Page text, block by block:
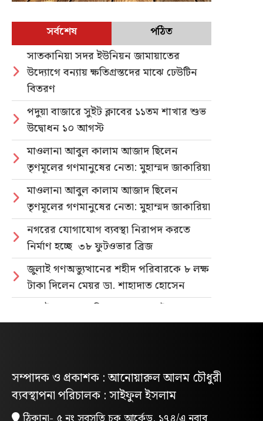
সর্বশেষ
পঠিত
সাতকানিয়া সদর ইউনিয়ন জামায়াতের
উদ্যোগে বন্যায় ক্ষতিগ্রস্তদের মাঝে ঢেউটিন
বিতরণ
পদুয়া বাজারে সুইট ক্লাবের ১১তম শাখার শুভ
উদ্বোধন ১০ আগস্ট
মাওলানা আবুল কালাম আজাদ ছিলেন
তৃণমূলের গণমানুষের নেতা: মুহাম্মদ জাকারিয়া
মাওলানা আবুল কালাম আজাদ ছিলেন
তৃণমূলের গণমানুষের নেতা: মুহাম্মদ জাকারিয়া
নগরের যোগাযোগ ব্যবস্থা নিরাপদ করতে
নির্মাণ হচ্ছে ৩৮ ফুটওভার ব্রিজ
জুলাই গণঅভ্যুত্থানের শহীদ পরিবারকে ৮ লক্ষ
টাকা দিলেন মেয়র ডা. শাহাদাত হোসেন
জুলাই গণহত্যার বিচার ও গণভোটের গণরায়
বাস্তবায়নের দাবিতে জাতীয় ছাত্রশক্তির
পরিবেশবান্ধব ই-রিকশার লাইসেন্স
গণভোটের রায় ও জুলাই সনদ বাস্তবায়নের
সম্পাদক ও প্রকাশক : আনোয়ারুল আলম চৌধুরী
ব্যবস্থাপনা পরিচালক : সাইফুল ইসলাম